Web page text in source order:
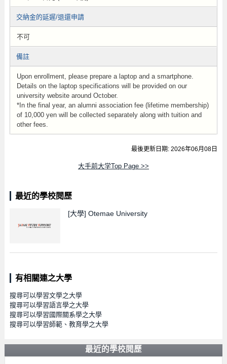
交納金的延遲/退還申請
不可
備註
Upon enrollment, please prepare a laptop and a smartphone.
Details on the laptop specifications will be provided on our
university website around October.
*In the final year, an alumni association fee (lifetime membership)
of 10,000 yen will be collected separately along with tuition and
other fees.
最後更新日期: 2026年06月08日
大手前大学Top Page >>
最近的學校閱歷
[大學] Otemae University
有相關連之大學
搜尋可以學習文學之大學
搜尋可以學習語言學之大學
搜尋可以學習國際關系學之大學
搜尋可以學習師範、教育學之大學
最近的學校閱歷